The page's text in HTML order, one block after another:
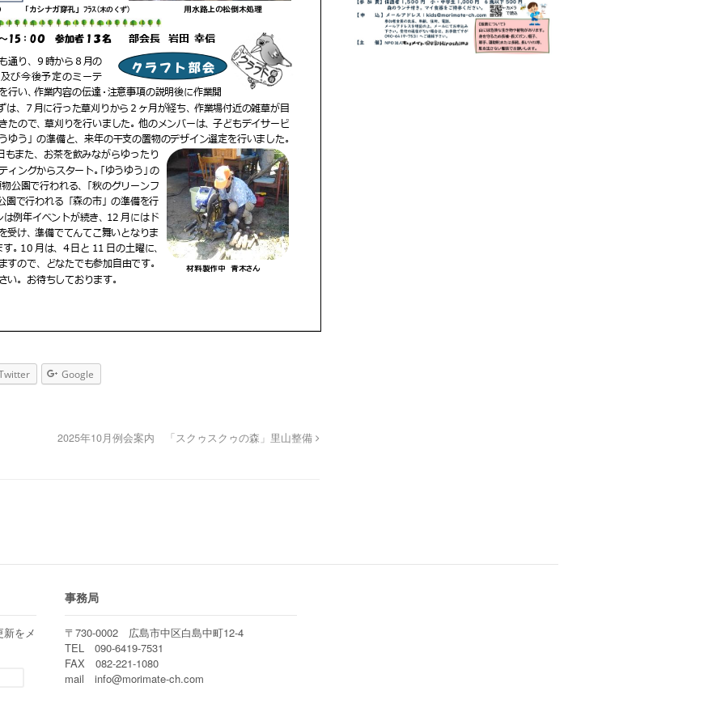
Google
2025年10月例会案内 「スクゥスクゥの森」里山整備
をメ
事務局
〒730-0002 広島市中区白島中町12-4
TEL 090-6419-7531
FAX 082-221-1080
mail info@morimate-ch.com